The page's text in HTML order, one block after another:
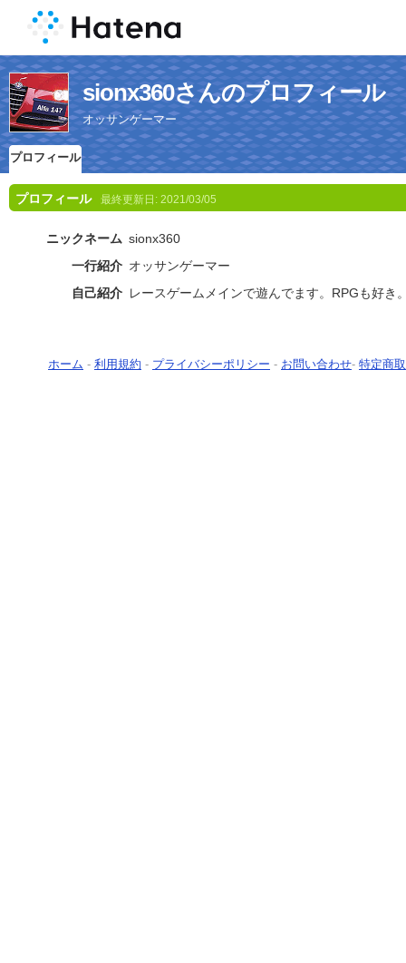
sionx360さんのプロフィール
オッサンゲーマー
プロフィール
プロフィール 最終更新日: 2021/03/05
ニックネーム sionx360
一行紹介 オッサンゲーマー
自己紹介 レースゲームメインで遊んでます。RPGも好き
ホーム - 利用規約 - プライバシーポリシー - お問い合わせ- 特定商